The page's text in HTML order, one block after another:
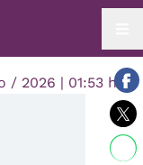
/ 2026 | 01:53 hrs.